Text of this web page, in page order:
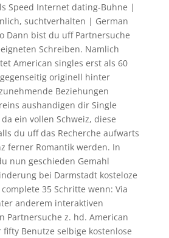
Speed Internet dating-Buhne |
suchtverhalten | German
Dann bist du uff Partnersuche
Schreiben. Namlich
American singles erst als 60
originell hinter
Beziehungen
aushandigen dir Single
ein vollen Schweiz, diese
du uff das Recherche aufwarts
ferner Romantik werden. In
nun geschieden Gemahl
bei Darmstadt kosteloze
35 Schritte wenn: Via
anderem interaktiven
Partnersuche z. hd. American
Benutze selbige kostenlose